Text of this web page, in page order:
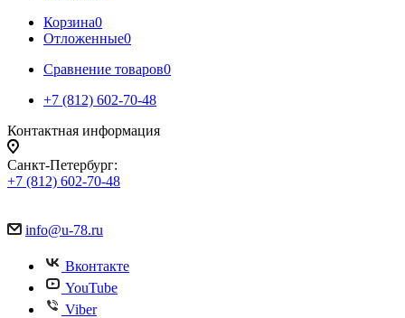
Корзина0
Отложенные0
Сравнение товаров0
+7 (812) 602-70-48
Контактная информация
Санкт-Петербург:
+7 (812) 602-70-48
info@u-78.ru
Вконтакте
YouTube
Viber